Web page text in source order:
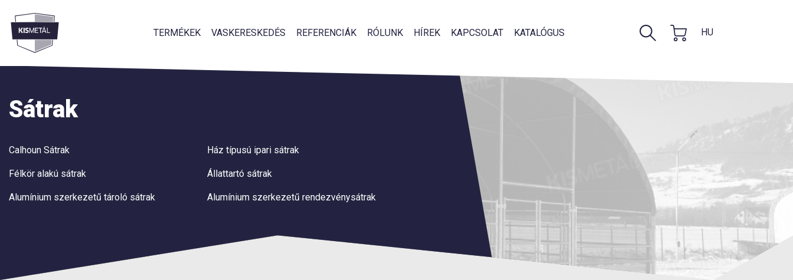
TERMÉKEK VASKERESKEDÉS REFERENCIÁK RÓLUNK HÍREK KAPCSOLAT KATALÓGUS HU
Menü
Sátrak
Calhoun Sátrak Ház típusú ipari sátrak
Félkör alakú sátrak Állattartó sátrak
Alumínium szerkezetű tároló sátrak Alumínium szerkezetű rendezvénysátrak